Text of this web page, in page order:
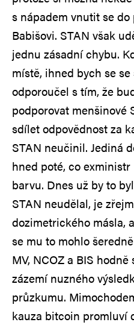
s nápadem vnutit se
Babišovi. STAN však
jednu zásadní chybu.
místě, ihned bych se
odporoučel s tím, že
podporovat menšinové
sdílet odpovědnost za
STAN neučinil. Jediná
hned poté, co
barvu. Dnes už by to
STAN neudělal, je
dozimetrického másla,
se mu to mohlo
MV, NCOZ a BIS
zázemí nuzného
průzkumu.
kauza bitcoin promluví